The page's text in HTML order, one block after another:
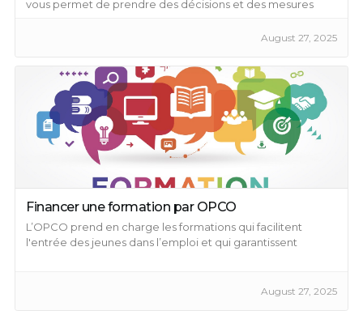
vous permet de prendre des décisions et des mesures
August 27, 2025
Financer une formation par OPCO
L’OPCO prend en charge les formations qui facilitent
l'entrée des jeunes dans l’emploi et qui garantissent
August 27, 2025